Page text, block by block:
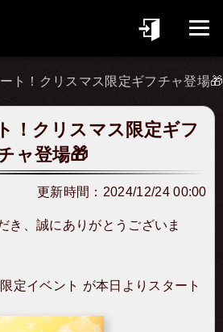
ト！クリスマス限定ギフチャ登場🎁
！クリスマス限定ギフ
ャ登場🎁
更新時間： 2024/12/24 00:00
き、誠にありがとうございま
定イベント が本日よりスタート